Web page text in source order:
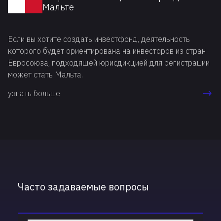
Мальте
Если вы хотите создать инвестфонд, деятельность
которого будет ориентирована на инвесторов из стран
Евросоюза, подходящей юрисдикцией для регистрации
может стать Мальта.
узнать больше
Часто задаваемые вопросы